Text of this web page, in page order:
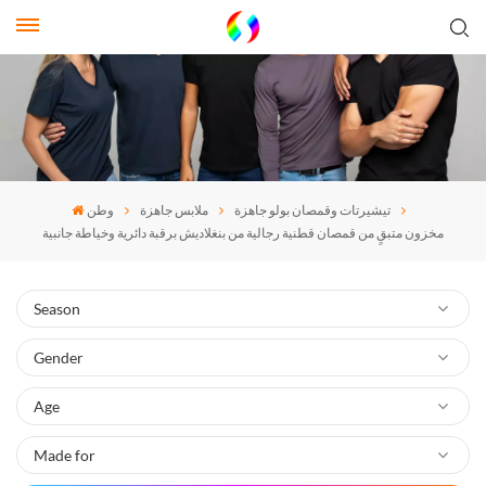
وطن ملابس جاهزة
تيشيرتات وقمصان بولو جاهزة
مخزون متبقٍ من قمصان قطنية رجالية من بنغلاديش برقبة دائرية وخياطة جانبية